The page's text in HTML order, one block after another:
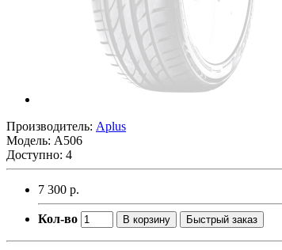
Производитель: Aplus
Модель: A506
Доступно: 4
7 300 р.
Кол-во В корзину Быстрый заказ